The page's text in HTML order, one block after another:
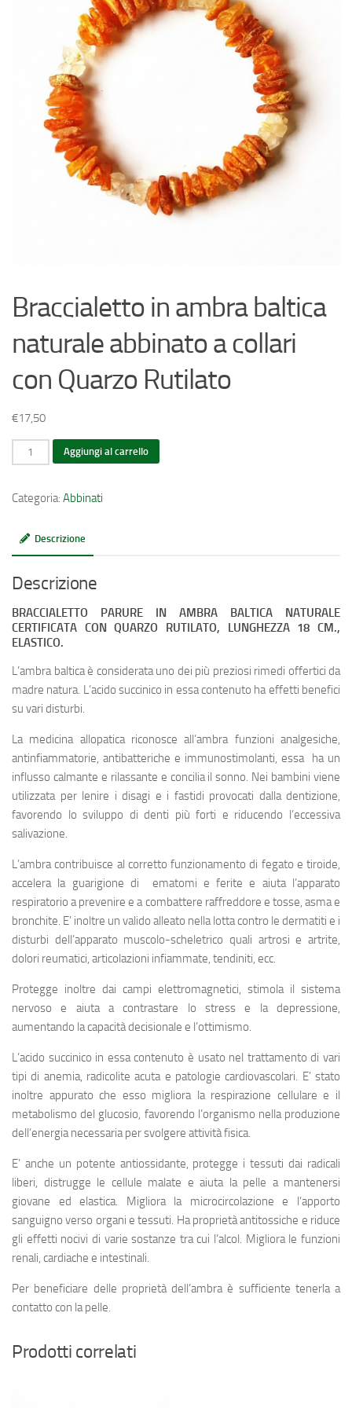
Braccialetto in ambra baltica
naturale abbinato a collari
con Quarzo Rutilato
€17,50
Braccialetto
in
baltica
abbinato
collari
Quarzo
Rutilato
Aggiungi al carrello
Categoria: Abbinati
Descrizione
Descrizione
BRACCIALETTO PARURE IN AMBRA BALTICA NATURALE
CERTIFICATA CON QUARZO RUTILATO, LUNGHEZZA 18 CM.,
ELASTICO.
L’ambra baltica è considerata uno dei più preziosi rimedi offertici da
madre natura. L’acido succinico in essa contenuto ha effetti benefici
su vari disturbi.
La medicina allopatica riconosce all’ambra funzioni analgesiche,
antinfiammatorie, antibatteriche e immunostimolanti, essa ha un
influsso calmante e rilassante e concilia il sonno. Nei bambini viene
utilizzata per lenire i disagi e i fastidi provocati dalla dentizione,
favorendo lo sviluppo di denti più forti e riducendo l’eccessiva
salivazione.
L’ambra contribuisce al corretto funzionamento di fegato e tiroide,
accelera la guarigione di ematomi e ferite e aiuta l’apparato
respiratorio a prevenire e a combattere raffreddore e tosse, asma e
bronchite. E’ inoltre un valido alleato nella lotta contro le dermatiti e i
disturbi dell’apparato muscolo-scheletrico quali artrosi e artrite,
dolori reumatici, articolazioni infiammate, tendiniti, ecc.
Protegge inoltre dai campi elettromagnetici, stimola il sistema
nervoso e aiuta a contrastare lo stress e la depressione,
aumentando la capacità decisionale e l’ottimismo.
L’acido succinico in essa contenuto è usato nel trattamento di vari
tipi di anemia, radicolite acuta e patologie cardiovascolari. E’ stato
inoltre appurato che esso migliora la respirazione cellulare e il
metabolismo del glucosio, favorendo l’organismo nella produzione
dell’energia necessaria per svolgere attività fisica.
E’ anche un potente antiossidante, protegge i tessuti dai radicali
liberi, distrugge le cellule malate e aiuta la pelle a mantenersi
giovane ed elastica. Migliora la microcircolazione e l’apporto
sanguigno verso organi e tessuti. Ha proprietà antitossiche e riduce
gli effetti nocivi di varie sostanze tra cui l’alcol. Migliora le funzioni
renali, cardiache e intestinali.
Per beneficiare delle proprietà dell’ambra è sufficiente tenerla a
contatto con la pelle.
Prodotti correlati